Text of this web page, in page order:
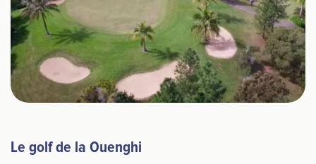
Le golf de la Ouenghi